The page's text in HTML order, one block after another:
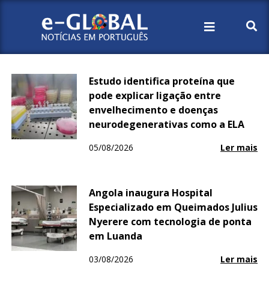
Início Sem categoria
Estudo identifica proteína que
pode explicar ligação entre
envelhecimento e doenças
neurodegenerativas como a ELA
05/08/2026 Ler mais
Angola inaugura Hospital
Especializado em Queimados Julius
Nyerere com tecnologia de ponta
em Luanda
03/08/2026 Ler mais